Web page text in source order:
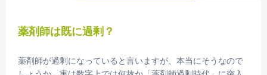
薬剤師は既に過剰？
薬剤師が過剰になっていると言いますが、本当にそうなので